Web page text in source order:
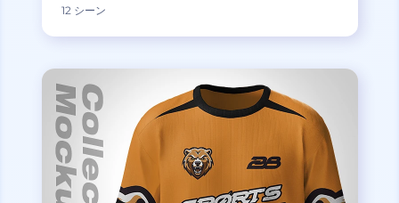
12 シーン